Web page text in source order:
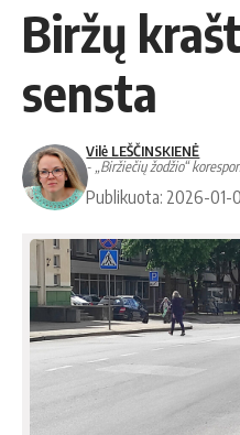
Biržų
sensta
Vilė LEŠČINSKIENĖ
- „Biržiečių žodžio“
Publikuota: 2026-01-